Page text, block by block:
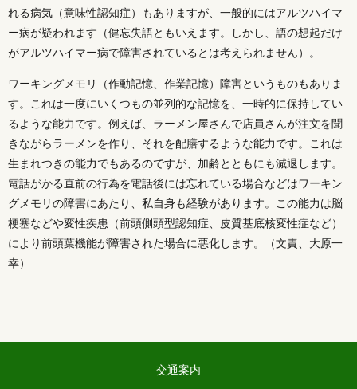
れる病気（意味性認知症）もありますが、一般的にはアルツハイマ
ー病が疑われます（健忘失語ともいえます。しかし、語の想起だけ
がアルツハイマー病で障害されているとは考えられません）。
ワーキングメモリ（作動記憶、作業記憶）障害というものもありま
す。これは一度にいくつもの並列的な記憶を、一時的に保持してい
るような能力です。例えば、ラーメン屋さんで店員さんが注文を聞
きながらラーメンを作り、それを配膳するような能力です。これは
生まれつきの能力でもあるのですが、加齢とともにも減退します。
電話がかる直前の行為を電話後には忘れている場合などはワーキン
グメモリの障害にあたり、私自身も経験があります。この能力は脳
梗塞などや変性疾患（前頭側頭型認知症、皮質基底核変性症など）
により前頭葉機能が障害された場合に悪化します。（文責、大原一
幸）
交通案内